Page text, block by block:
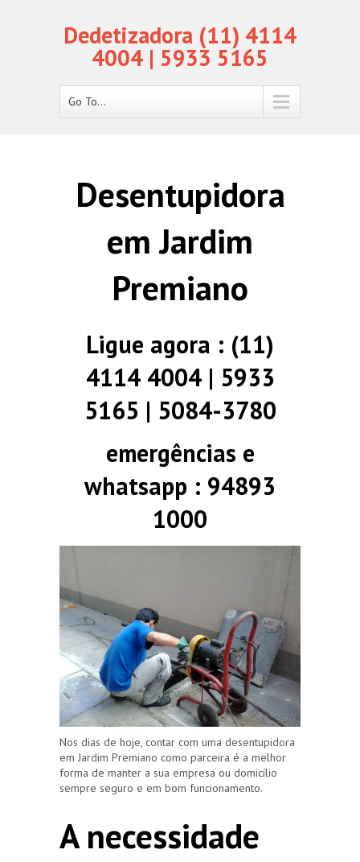
Dedetizadora (11) 4114
4004 | 5933 5165
Go To...
Desentupidora
em Jardim
Premiano
Ligue agora : (11)
4114 4004 | 5933
5165 | 5084-3780
emergências e
whatsapp : 94893
1000
Nos dias de hoje, contar com uma desentupidora
em Jardim Premiano como parceira é a melhor
forma de manter a sua empresa ou domicílio
sempre seguro e em bom funcionamento.
A necessidade